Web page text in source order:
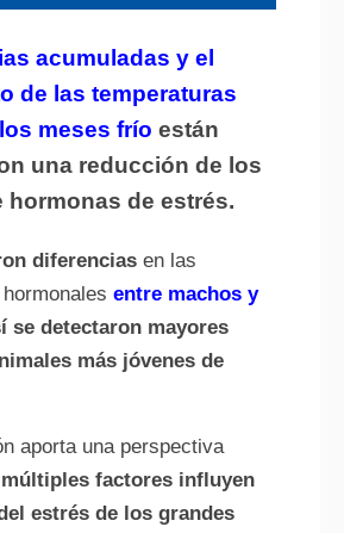
acumuladas y el
de las temperaturas
meses frío están
una reducción de los
hormonas de estrés.
diferenciasen las
entre machos y
se detectaron mayores
más jóvenes de
aporta una perspectiva
factores influyen
estrés de los grandes